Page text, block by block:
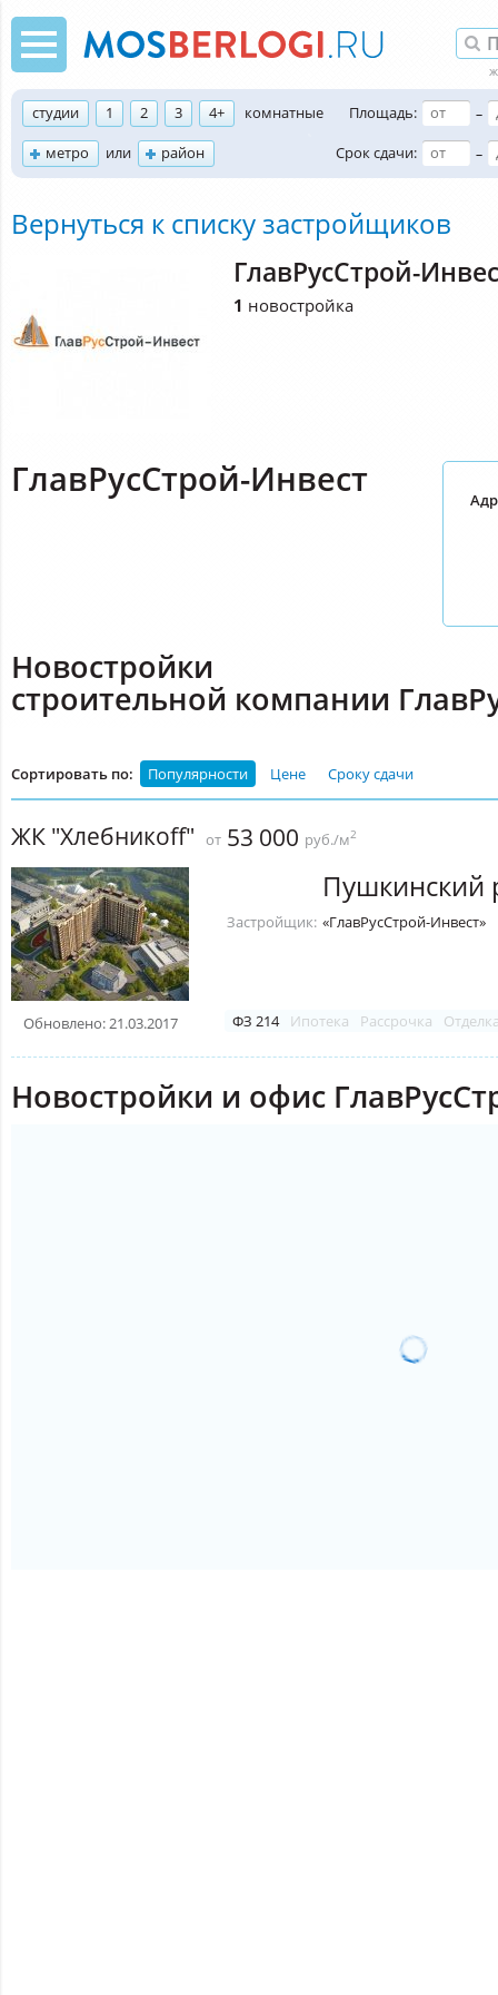
студии 1 2 3 4+
комнатные
метро
или район
Площадь:
–
Срок сдачи:
–
Вернуться к списку застройщиков
ГлавРусСтрой-
1 новостройка
ГлавРусСтрой-Инвест
Новостройки
строительной компании
Сортировать по: Популярности Цене Сроку сдачи
ЖК "Хлебникоff" от 53 000 руб./м2
Обновлено: 21.03.2017
Пушкинский
Застройщик: «ГлавРусСтрой-Инвест»
ФЗ 214 Ипотека Рассрочка
Новостройки и офис